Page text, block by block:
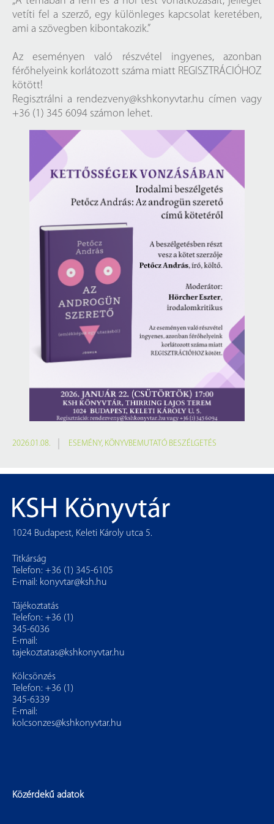
vetíti fel a szerző, egy különleges kapcsolat keretében,
ami a szövegben kibontakozik.”
Az eseményen való részvétel ingyenes, azonban
férőhelyeink korlátozott száma miatt REGISZTRÁCIÓHOZ
kötött!
Regisztrálni a rendezveny@kshkonyvtar.hu címen vagy
+36 (1) 345 6094 számon lehet.
2026.01.08. ESEMÉNY, KÖNYVBEMUTATÓ BESZÉLGETÉS
1024 Budapest, Keleti Károly utca 5.
Titkárság
Telefon: +36 (1) 345-6105
E-mail: konyvtar@ksh.hu
Tájékoztatás
Telefon: +36 (1)
345-6036
E-mail:
tajekoztatas@kshkonyvtar.hu
Kölcsönzés
Telefon: +36 (1)
345-6339
E-mail:
kolcsonzes@kshkonyvtar.hu
Közérdekű adatok